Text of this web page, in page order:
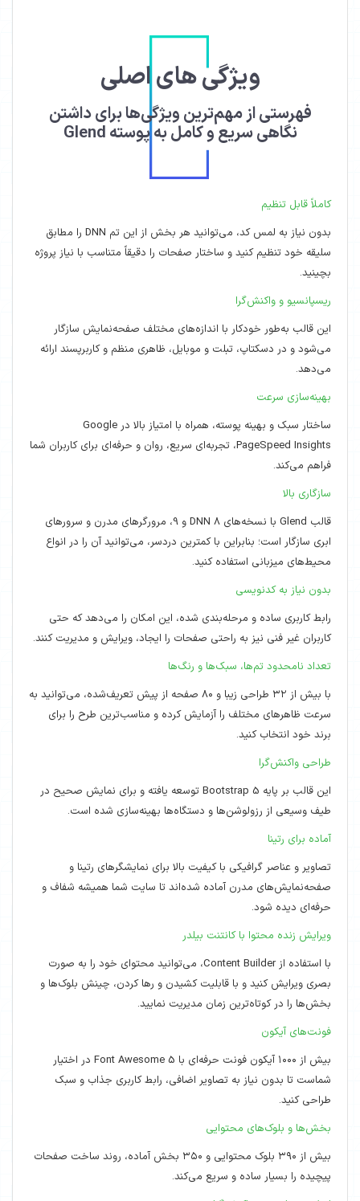
ویژگی های اصلی
فهرستی از مهم‌ترین ویژگی‌ها برای داشتن
نگاهی سریع و کامل به پوسته Glend
کاملاً قابل تنظیم
بدون نیاز به لمس کد، می‌توانید هر بخش از این تم DNN را مطابق
سلیقه خود تنظیم کنید و ساختار صفحات را دقیقاً متناسب با نیاز پروژه
بچینید.
ریسپانسیو و واکنش‌گرا
این قالب به‌طور خودکار با اندازه‌های مختلف صفحه‌نمایش سازگار
می‌شود و در دسکتاپ، تبلت و موبایل، ظاهری منظم و کاربرپسند ارائه
می‌دهد.
بهینه‌سازی سرعت
ساختار سبک و بهینه پوسته، همراه با امتیاز بالا در Google
PageSpeed Insights، تجربه‌ای سریع، روان و حرفه‌ای برای کاربران شما
فراهم می‌کند.
سازگاری بالا
قالب Glend با نسخه‌های DNN 8 و 9، مرورگرهای مدرن و سرورهای
ابری سازگار است؛ بنابراین با کمترین دردسر، می‌توانید آن را در انواع
محیط‌های میزبانی استفاده کنید.
بدون نیاز به کدنویسی
رابط کاربری ساده و مرحله‌بندی شده، این امکان را می‌دهد که حتی
کاربران غیر فنی نیز به راحتی صفحات را ایجاد، ویرایش و مدیریت کنند.
تعداد نامحدود تم‌ها، سبک‌ها و رنگ‌ها
با بیش از ۳۲ طراحی زیبا و ۸۰ صفحه از پیش تعریف‌شده، می‌توانید به
سرعت ظاهرهای مختلف را آزمایش کرده و مناسب‌ترین طرح را برای
برند خود انتخاب کنید.
طراحی واکنش‌گرا
این قالب بر پایه Bootstrap 5 توسعه یافته و برای نمایش صحیح در
طیف وسیعی از رزولوشن‌ها و دستگاه‌ها بهینه‌سازی شده است.
آماده برای رتینا
تصاویر و عناصر گرافیکی با کیفیت بالا برای نمایشگرهای رتینا و
صفحه‌نمایش‌های مدرن آماده شده‌اند تا سایت شما همیشه شفاف و
حرفه‌ای دیده شود.
ویرایش زنده محتوا با کانتنت بیلدر
با استفاده از Content Builder، می‌توانید محتوای خود را به صورت
بصری ویرایش کنید و با قابلیت کشیدن و رها کردن، چینش بلوک‌ها و
بخش‌ها را در کوتاه‌ترین زمان مدیریت نمایید.
فونت‌های آیکون
بیش از ۱۰۰۰ آیکون فونت حرفه‌ای با Font Awesome 5 در اختیار
شماست تا بدون نیاز به تصاویر اضافی، رابط کاربری جذاب و سبک
طراحی کنید.
بخش‌ها و بلوک‌های محتوایی
بیش از ۳۹۰ بلوک محتوایی و ۳۵۰ بخش آماده، روند ساخت صفحات
پیچیده را بسیار ساده و سریع می‌کند.